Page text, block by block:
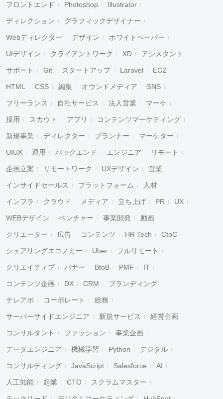
フロントエンド Photoshop Illustrator
ディレクション グラフィックデザイナー
Webディレクター デザイン ホワイトペーパー
UIデザイン クライアントワーク XD アシスタント
サポート Git スタートアップ Laravel EC2
HTML CSS 編集 オウンドメディア SNS
フリーランス 自社サービス 法人営業 マーケ
採用 スカウト アプリ コンテンツマーケティング
新規事業 ディレクター プランナー マーケター
UIUX 運用 バックエンド エンジニア リモート
企画立案 リモートワーク UXデザイン 営業
インサイドセールス プラットフォーム 人材
インフラ クラウド メディア 立ち上げ PR UX
WEBデザイン ベンチャー 事業開発 動画
クリエーター 広告 コンテンツ HR Tech CtoC
シェアリングエコノミー Uber フルリモート
クリエイティブ バナー BtoB PMF IT
コンテンツ企画 DX CRM ブランディング
テレアポ コーポレート 総務
サーバーサイドエンジニア 新規サービス 経営企画
コンサルタント ファッション 事業企画
データエンジニア 機械学習 Python デジタル
コンサルティング JavaScript Salesforce AI
人工知能 起業 CTO スクラムマスター